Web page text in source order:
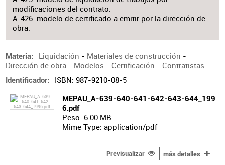
modificaciones del contrato.
A-426: modelo de certificado a emitir por la dirección de
obra.
Materia Liquidación - Materiales de construcción -
Dirección de obra- Modelos - Certificación - Contratistas
Identificador ISBN: 987-9210-08-5
MEPAU_A-639-640-641-642-643-644_199
6.pdf
Peso: 6.00 MB
Mime Type: application/pdf
Previsualizar más detalles